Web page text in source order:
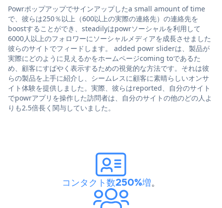
Powrポップアップでサインアップしたa small amount of time
で、彼らは250％以上（600以上の実際の連絡先）の連絡先を
boostすることができ、steadilyはpowrソーシャルを利用して
6000人以上のフォロワーにソーシャルメディアを成長させました
彼らのサイトでフィードします。 added powr sliderは、製品が
実際にどのように見えるかをホームページcoming toであるた
め、顧客にすばやく表示するための視覚的な方法です。それは彼
らの製品を上手に紹介し、シームレスに顧客に素晴らしいオンサ
イト体験を提供しました。実際、彼らはreported、自分のサイト
でpowrアプリを操作した訪問者は、自分のサイトの他のどの人よ
りも2.5倍長く関与していました。
コンタクト数250%増。